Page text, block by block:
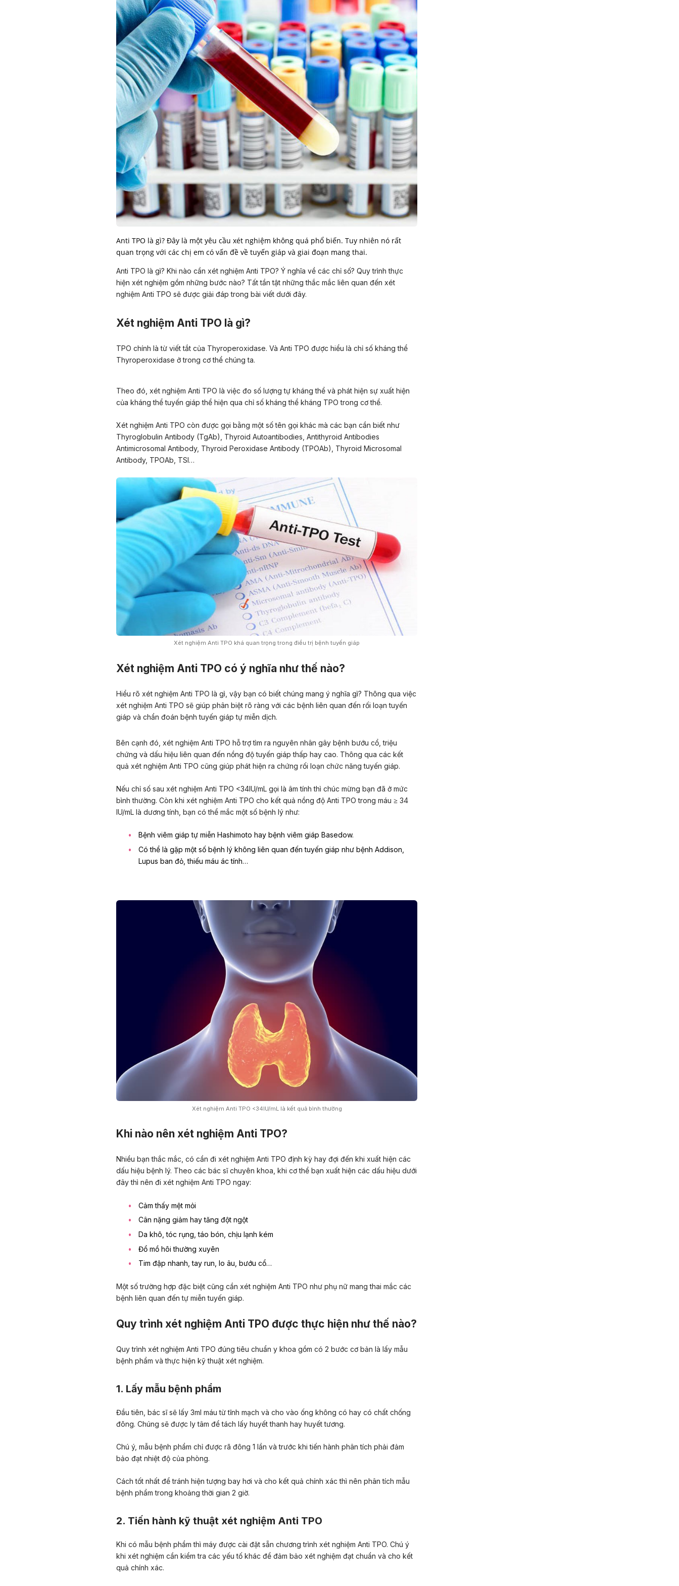
Anti TPO là gì? Đây là một yêu cầu xét nghiệm không quá phổ biến. Tuy nhiên nó rất
quan trọng với các chị em có vấn đề về tuyến giáp và giai đoạn mang thai.
Anti TPO là gì? Khi nào cần xét nghiệm Anti TPO? Ý nghĩa về các chỉ số? Quy trình thực
hiện xét nghiệm gồm những bước nào? Tất tần tật những thắc mắc liên quan đến xét
nghiệm Anti TPO sẽ được giải đáp trong bài viết dưới đây.
Xét nghiệm Anti TPO là gì?
TPO chính là từ viết tắt của Thyroperoxidase. Và Anti TPO được hiểu là chỉ số kháng thể
Thyroperoxidase ở trong cơ thể chúng ta.
Theo đó, xét nghiệm Anti TPO là việc đo số lượng tự kháng thể và phát hiện sự xuất hiện
của kháng thể tuyến giáp thể hiện qua chỉ số kháng thể kháng TPO trong cơ thể.
Xét nghiệm Anti TPO còn được gọi bằng một số tên gọi khác mà các bạn cần biết như
Thyroglobulin Antibody (TgAb), Thyroid Autoantibodies, Antithyroid Antibodies
Antimicrosomal Antibody, Thyroid Peroxidase Antibody (TPOAb), Thyroid Microsomal
Antibody, TPOAb, TSI…
Xét nghiệm Anti TPO khá quan trọng trong điều trị bệnh tuyến giáp
Xét nghiệm Anti TPO có ý nghĩa như thế nào?
Hiểu rõ xét nghiệm Anti TPO là gì, vậy bạn có biết chúng mang ý nghĩa gì? Thông qua việc
xét nghiệm Anti TPO sẽ giúp phân biệt rõ ràng với các bệnh liên quan đến rối loạn tuyến
giáp và chẩn đoán bệnh tuyến giáp tự miễn dịch.
Bên cạnh đó, xét nghiệm Anti TPO hỗ trợ tìm ra nguyên nhân gây bệnh bướu cổ, triệu
chứng và dấu hiệu liên quan đến nồng độ tuyến giáp thấp hay cao. Thông qua các kết
quả xét nghiệm Anti TPO cũng giúp phát hiện ra chứng rối loạn chức năng tuyến giáp.
Nếu chỉ số sau xét nghiệm Anti TPO <34IU/mL gọi là âm tính thì chúc mừng bạn đã ở mức
bình thường. Còn khi xét nghiệm Anti TPO cho kết quả nồng độ Anti TPO trong máu ≥ 34
IU/mL là dương tính, bạn có thể mắc một số bệnh lý như:
Bệnh viêm giáp tự miễn Hashimoto hay bệnh viêm giáp Basedow.
Có thể là gặp một số bệnh lý không liên quan đến tuyến giáp như bệnh Addison,
Lupus ban đỏ, thiếu máu ác tính…
Xét nghiệm Anti TPO <34IU/mL là kết quả bình thường
Khi nào nên xét nghiệm Anti TPO?
Nhiều bạn thắc mắc, có cần đi xét nghiệm Anti TPO định kỳ hay đợi đến khi xuất hiện các
dấu hiệu bệnh lý. Theo các bác sĩ chuyên khoa, khi cơ thể bạn xuất hiện các dấu hiệu dưới
đây thì nên đi xét nghiệm Anti TPO ngay:
Cảm thấy mệt mỏi
Cân nặng giảm hay tăng đột ngột
Da khô, tóc rụng, táo bón, chịu lạnh kém
Đổ mồ hôi thường xuyên
Tim đập nhanh, tay run, lo âu, bướu cổ…
Một số trường hợp đặc biệt cũng cần xét nghiệm Anti TPO như phụ nữ mang thai mắc các
bệnh liên quan đến tự miễn tuyến giáp.
Quy trình xét nghiệm Anti TPO được thực hiện như thế nào?
Quy trình xét nghiệm Anti TPO đúng tiêu chuẩn y khoa gồm có 2 bước cơ bản là lấy mẫu
bệnh phẩm và thực hiện kỹ thuật xét nghiệm.
1. Lấy mẫu bệnh phẩm
Đầu tiên, bác sĩ sẽ lấy 3ml máu từ tĩnh mạch và cho vào ống không có hay có chất chống
đông. Chúng sẽ được ly tâm để tách lấy huyết thanh hay huyết tương.
Chú ý, mẫu bệnh phẩm chỉ được rã đông 1 lần và trước khi tiến hành phân tích phải đảm
bảo đạt nhiệt độ của phòng.
Cách tốt nhất để tránh hiện tượng bay hơi và cho kết quả chính xác thì nên phân tích mẫu
bệnh phẩm trong khoảng thời gian 2 giờ.
2. Tiến hành kỹ thuật xét nghiệm Anti TPO
Khi có mẫu bệnh phẩm thì máy được cài đặt sẵn chương trình xét nghiệm Anti TPO. Chú ý
khi xét nghiệm cần kiểm tra các yếu tố khác để đảm bảo xét nghiệm đạt chuẩn và cho kết
quả chính xác.